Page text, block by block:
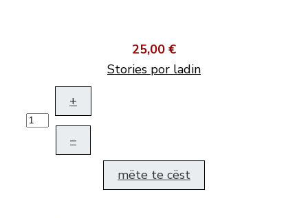
25,00 €
Stories por ladin
+
–
mëte te cëst